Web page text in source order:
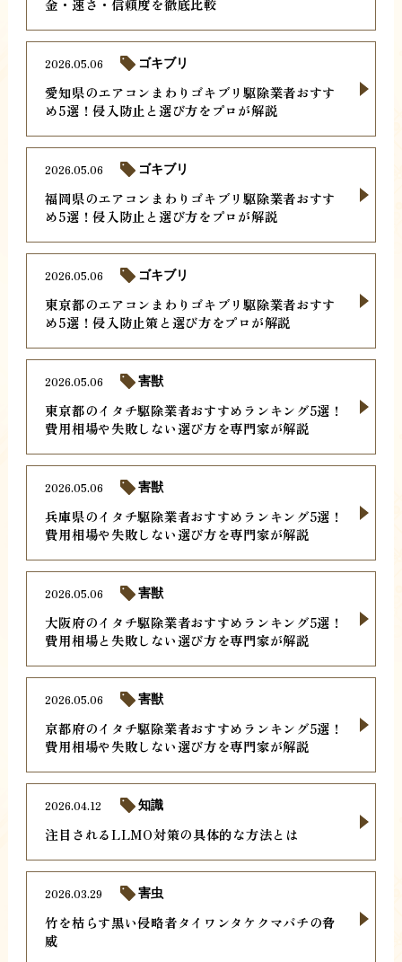
金・速さ・信頼度を徹底比較
愛知県のエアコンまわりゴキブリ駆除業者おすす
め5選！侵入防止と選び方をプロが解説
2026.05.06 ゴキブリ
福岡県のエアコンまわりゴキブリ駆除業者おすす
め5選！侵入防止と選び方をプロが解説
2026.05.06 ゴキブリ
東京都のエアコンまわりゴキブリ駆除業者おすす
め5選！侵入防止策と選び方をプロが解説
2026.05.06 ゴキブリ
東京都のイタチ駆除業者おすすめランキング5選！
費用相場や失敗しない選び方を専門家が解説
2026.05.06 害獣
兵庫県のイタチ駆除業者おすすめランキング5選！
費用相場や失敗しない選び方を専門家が解説
2026.05.06 害獣
大阪府のイタチ駆除業者おすすめランキング5選！
費用相場と失敗しない選び方を専門家が解説
2026.05.06 害獣
京都府のイタチ駆除業者おすすめランキング5選！
費用相場や失敗しない選び方を専門家が解説
2026.05.06 害獣
注目されるLLMO対策の具体的な方法とは
2026.04.12 知識
竹を枯らす黒い侵略者タイワンタケクマバチの脅
威
2026.03.29 害虫